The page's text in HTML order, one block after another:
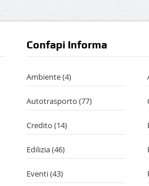
Confapi Informa
Ambiente(4)
Autotrasporto (77)
Credito (14)
Edilizia(46)
Eventi(43)